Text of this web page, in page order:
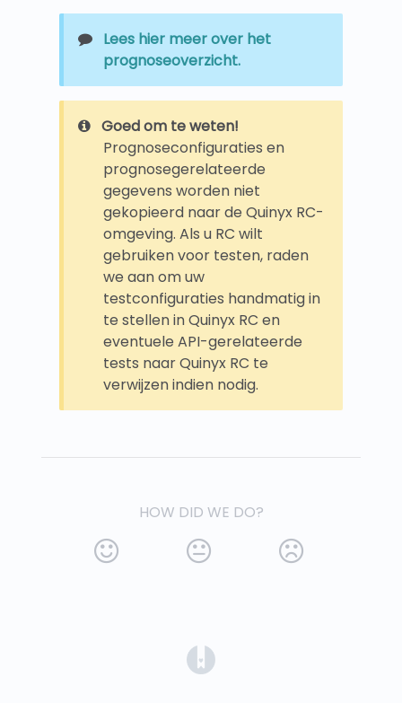
Lees hier meer over het
prognoseoverzicht.
Goed om te weten!
Prognoseconfiguraties en
prognosegerelateerde
gegevens worden niet
gekopieerd naar de Quinyx RC-
omgeving. Als u RC wilt
gebruiken voor testen, raden
we aan om uw
testconfiguraties handmatig in
te stellen in Quinyx RC en
eventuele API-gerelateerde
tests naar Quinyx RC te
verwijzen indien nodig.
HOW DID WE DO?